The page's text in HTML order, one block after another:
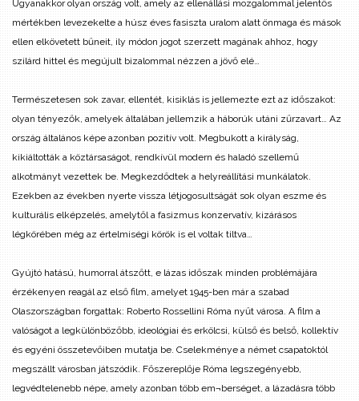
Ugyanakkor olyan ország volt, amely az ellenállási mozgalommal jelentős
mértékben levezekelte a húsz éves fasiszta uralom alatt önmaga és mások
ellen elkövetett bűneit, ily módon jogot szerzett magának ahhoz, hogy
szilárd hittel és megújult bizalommal nézzen a jövő elé…
Természetesen sok zavar, ellentét, kisiklás is jellemezte ezt az időszakot:
olyan tényezők, amelyek általában jellemzik a háborúk utáni zűrzavart… Az
ország általános képe azonban pozitív volt. Megbukott a királyság,
kikiáltották a köztársaságot, rendkívül modern és haladó szellemű
alkotmányt vezettek be. Megkezdődtek a helyreállítási munkálatok.
Ezekben az években nyerte vissza létjogosultságát sok olyan eszme és
kulturális elképzelés, amelytől a fasizmus konzervatív, kizárásos
légkörében még az értelmiségi körök is el voltak tiltva…
Gyújtó hatású, humorral átszőtt, e lázas időszak minden problémájára
érzékenyen reagál az első film, amelyet 1945-ben már a szabad
Olaszországban forgattak: Roberto Rossellini Róma nyűt városa. A film a
valóságot a legkülönbözőbb, ideológiai és erkölcsi, külső és belső, kollektív
és egyéni összetevőiben mutatja be. Cselekménye a német csapatoktól
megszállt városban játszódik. Főszereplője Róma legszegényebb,
legvédtelenebb népe, amely azonban több em¬berséget, a lázadásra több